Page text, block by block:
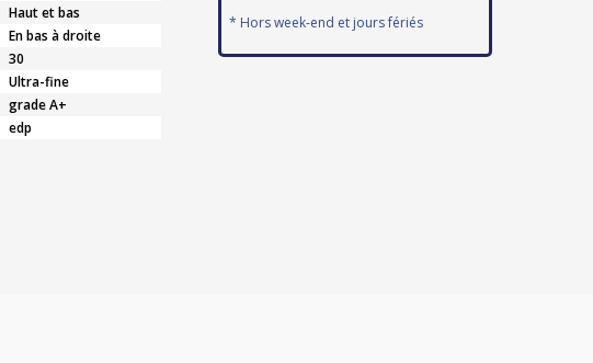
Haut et bas
En bas à droite
30
Ultra-fine
grade A+
edp
* Hors week-end et jours fériés